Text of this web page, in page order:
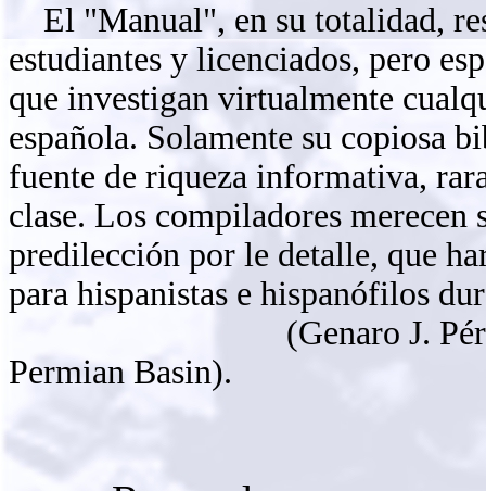
El "Manual", en su totalidad,
estudiantes y licenciados, pero
que investigan virtualmente
española. Solamente su copiosa
fuente de riqueza informativa,
clase. Los compiladores
predilección por le detalle, que
para hispanistas e hispanófilos
(Genaro J.
Permian Basin).